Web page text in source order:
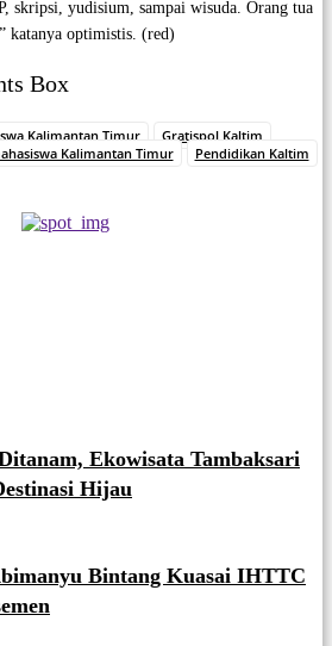
Ekowisata Tambaksari
Hijau
Bintang Kuasai IHTTC
skripsi, yudisium, sampai wisuda. Orang tua
katanya optimistis. (red)
Box
Kalimantan Timur
Gratispol Kaltim
Kalimantan Timur Pendidikan Kaltim